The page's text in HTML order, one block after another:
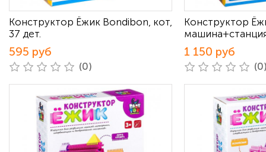
Конструктор Ёжик Bondibon, кот,
37 дет.
595 руб
(0)
Конструктор
1 150 руб